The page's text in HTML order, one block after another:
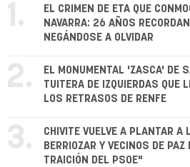
1.
EL CRIMEN DE ETA QUE
NAVARRA: 26 AÑOS
NEGÁNDOSE A OLVIDAR
2.
EL MONUMENTAL 'ZASCA' DE
TUITERA DE IZQUIERDAS QUE
LOS RETRASOS DE RENFE
3.
CHIVITE VUELVE A PLANTAR A
BERRIOZAR Y VECINOS DE
TRAICIÓN DEL PSOE"